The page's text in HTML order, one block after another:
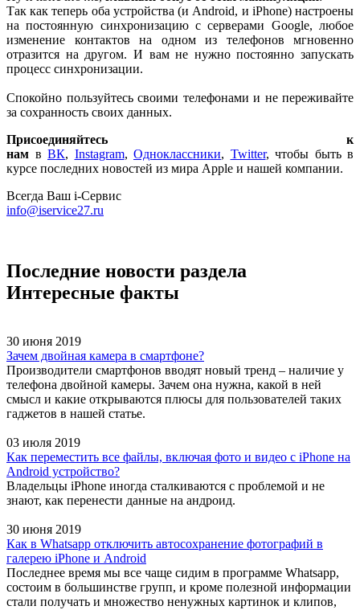
Так как теперь оба устройства (и Android, и iPhone) настроены
на постоянную синхронизацию с серверами Google, любое
изменение контактов на одном из телефонов мгновенно
отразится на другом. И вам не нужно постоянно запускать
процесс синхронизации.
Спокойно пользуйтесь своими телефонами и не переживайте
за сохранность своих данных.
Присоединяйтесь к
нам в ВК, Instagram, Одноклассники, Twitter, чтобы быть в
курсе последних новостей из мира Apple и нашей компании.
Всегда Ваш i-Сервис
info@iservice27.ru
Последние новости раздела
Интересные факты
30 июня 2019
Зачем двойная камера в смартфоне?
Производители смартфонов вводят новый тренд – наличие у
телефона двойной камеры. Зачем она нужна, какой в ней
смысл и какие открываются плюсы для пользователей таких
гаджетов в нашей статье.
03 июля 2019
Как переместить все файлы, включая фото и видео с iPhone на
Android устройство?
Владельцы iPhone иногда сталкиваются с проблемой и не
знают, как перенести данные на андроид.
30 июня 2019
Как в Whatsapp отключить автосохранение фотографий в
галерею iPhone и Android
Последнее время мы все чаще сидим в программе Whatsapp,
состоим в большинстве групп, и кроме полезной информации
стали получать и множество ненужных картинок и клипов,